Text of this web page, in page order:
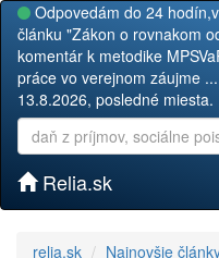
Odpovedám do 24
článku "Zákon o rovnakom
komentár k metodike
práce vo verejnom záujme
13.8.2026, posledné miesta.
Relia.sk
relia.sk
Najnovšie